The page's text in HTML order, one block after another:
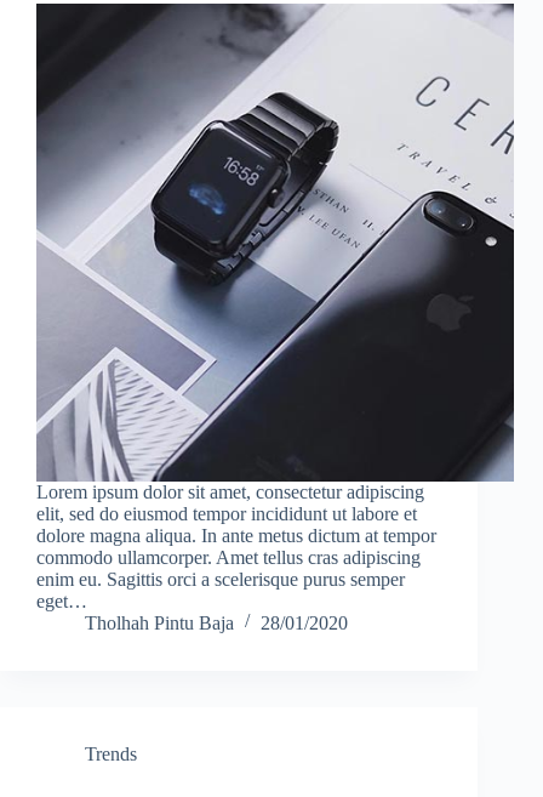
Lorem ipsum dolor sit amet, consectetur adipiscing
elit, sed do eiusmod tempor incididunt ut labore et
dolore magna aliqua. In ante metus dictum at tempor
commodo ullamcorper. Amet tellus cras adipiscing
enim eu. Sagittis orci a scelerisque purus semper
eget…
Tholhah Pintu Baja
28/01/2020
Trends